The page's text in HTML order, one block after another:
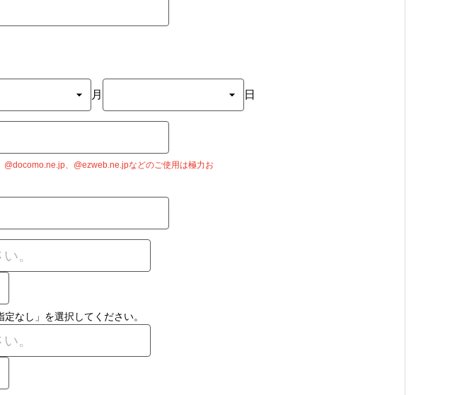
月 日
、@ezweb.ne.jpなどのご使用は極力お
なし」を選択してください。